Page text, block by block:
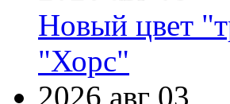
Новый цвет
"Хорс"
2026 авг 03